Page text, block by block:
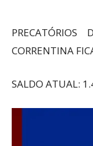
PRECATÓRIOS
CORRENTINA
SALDO ATUAL: